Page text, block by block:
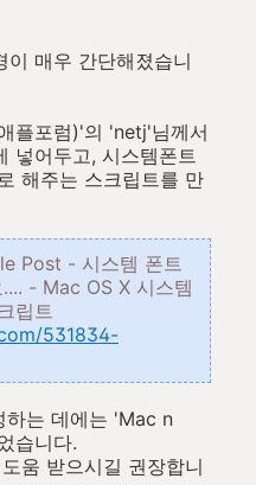
이 매우 간단해졌습니
플포럼)'의 'netj'님께서
넣어두고, 시스템폰트
해주는 스크립트를 만
Post - 시스템 폰트
- Mac OS X 시스템
립트
531834-
하는 데에는 'Mac n
습니다.
움 받으시길 권장합니